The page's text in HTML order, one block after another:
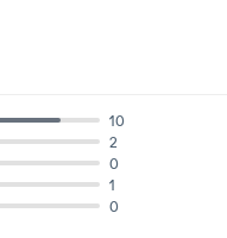
0
1
0
2
10